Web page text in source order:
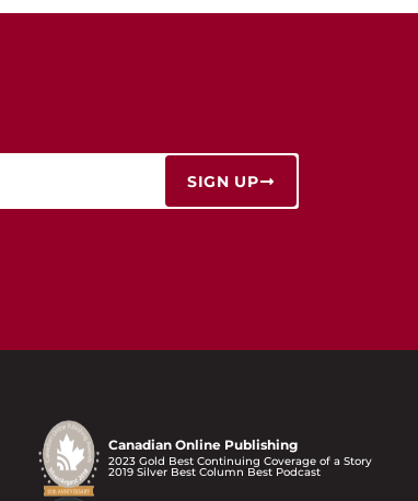
SIGN UP
Canadian Online Publishing
2023 Gold Best Continuing Coverage of a Story
2019 Silver Best Column Best Podcast